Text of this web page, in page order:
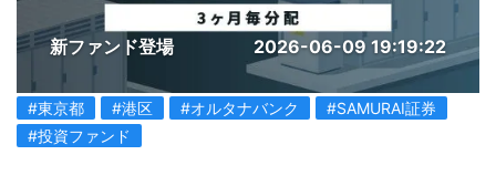
新ファンド登場 2026-06-09 19:19:22
#東京都 #港区 #オルタナバンク
#SAMURAI証券
#投資ファンド